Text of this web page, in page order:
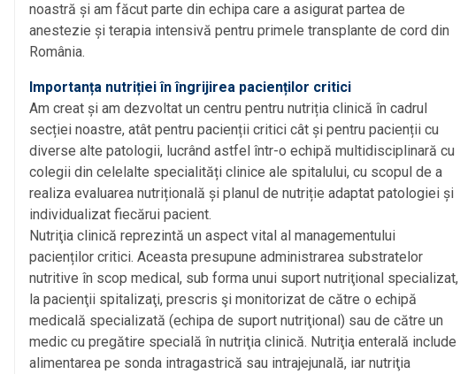
noastră și am făcut parte din echipa care a asigurat partea de
anestezie și terapia intensivă pentru primele transplante de cord din
România.
Importanța nutriției în îngrijirea pacienților critici
Am creat și am dezvoltat un centru pentru nutriția clinică în cadrul
secției noastre, atât pentru pacienții critici cât și pentru pacienții cu
diverse alte patologii, lucrând astfel într-o echipă multidisciplinară cu
colegii din celelalte specialități clinice ale spitalului, cu scopul de a
realiza evaluarea nutrițională și planul de nutriție adaptat patologiei și
individualizat fiecărui pacient.
Nutriţia clinică reprezintă un aspect vital al managementului
pacienților critici. Aceasta presupune administrarea substratelor
nutritive în scop medical, sub forma unui suport nutriţional specializat,
la pacienţii spitalizaţi, prescris şi monitorizat de către o echipă
medicală specializată (echipa de suport nutriţional) sau de către un
medic cu pregătire specială în nutriţia clinică. Nutriţia enterală include
alimentarea pe sonda intragastrică sau intrajejunală, iar nutriţia